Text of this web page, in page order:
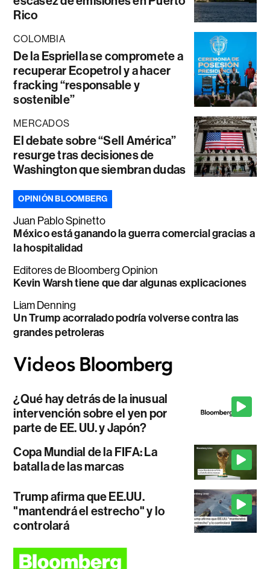
Rico
COLOMBIA
De la Espriella se compromete a
recuperar Ecopetrol y a hacer
fracking “responsable y
sostenible”
MERCADOS
El debate sobre “Sell América”
resurge tras decisiones de
Washington que siembran dudas
OPINIÓN BLOOMBERG
Juan Pablo Spinetto
México está ganando la guerra comercial gracias a
la hospitalidad
Editores de Bloomberg Opinion
Kevin Warsh tiene que dar algunas explicaciones
Liam Denning
Un Trump acorralado podría volverse contra las
grandes petroleras
¿Qué hay detrás de la inusual
intervención sobre el yen por
parte de EE. UU. y Japón?
Copa Mundial de la FIFA: La
batalla de las marcas
Trump afirma que EE.UU.
"mantendrá el estrecho" y lo
controlará